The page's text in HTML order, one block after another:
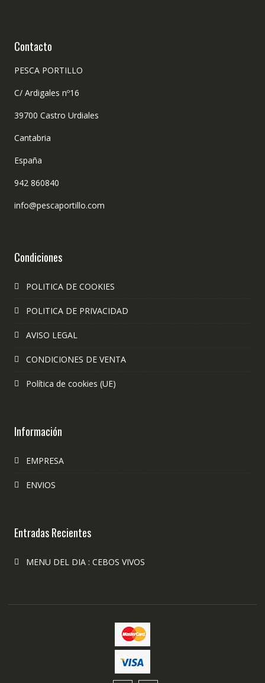
Contacto
PESCA PORTILLO
C/ Ardigales nº16
39700 Castro Urdiales
Cantabria
España
942 860840
info@pescaportillo.com
Condiciones
POLITICA DE COOKIES
POLITICA DE PRIVACIDAD
AVISO LEGAL
CONDICIONES DE VENTA
Política de cookies (UE)
Información
EMPRESA
ENVIOS
Entradas Recientes
MENU DEL DIA : CEBOS VIVOS